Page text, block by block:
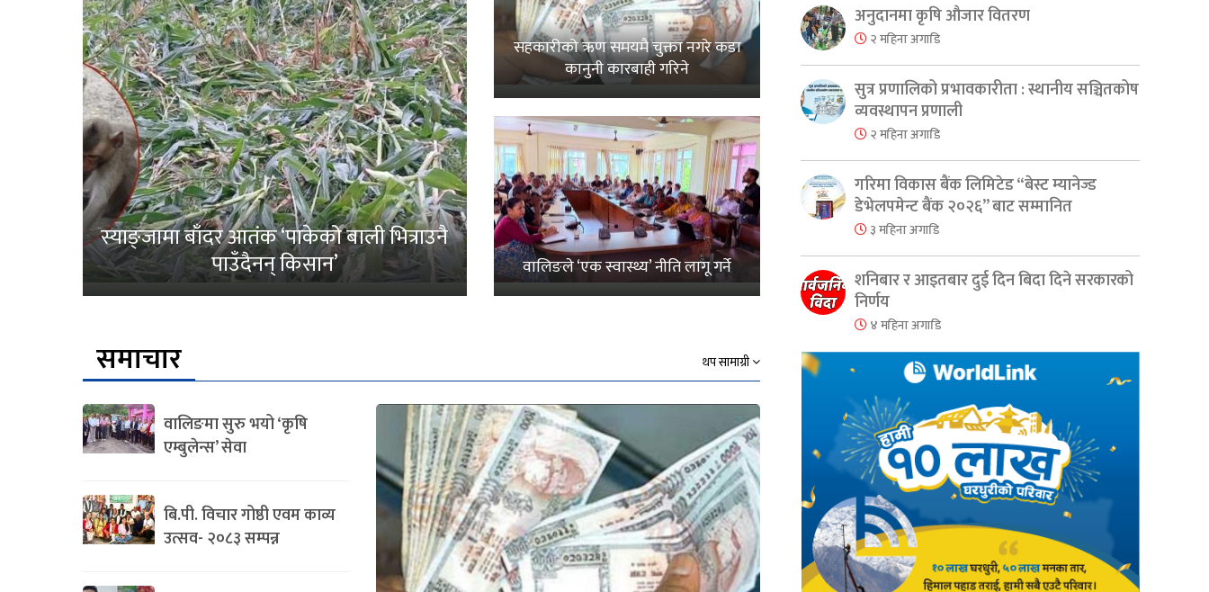
स्याङ्जामा बाँदर आतंक ‘पाकेको बाली भित्राउनै
पाउँदैनन् किसान’
सहकारीको ऋण समयमै चुक्ता नगरे कडा
कानुनी कारबाही गरिने
वालिङले ‘एक स्वास्थ्य’ नीति लागू गर्ने
समाचार थप सामाग्री
वालिङमा सुरु भयो ‘कृषि
एम्बुलेन्स’ सेवा
बि.पी. विचार गोष्ठी एवम काव्य
उत्सव- २०८३ सम्पन्न
अनुदानमा कृषि औजार वितरण
२ महिना अगाडि
सुत्र प्रणालिको प्रभावकारीता : स्थानीय सञ्चितकोष
व्यवस्थापन प्रणाली
२ महिना अगाडि
गरिमा विकास बैंक लिमिटेड “बेस्ट म्यानेज्ड
डेभेलपमेन्ट बैंक २०२६” बाट सम्मानित
३ महिना अगाडि
शनिबार र आइतबार दुई दिन बिदा दिने सरकारको
निर्णय
४ महिना अगाडि